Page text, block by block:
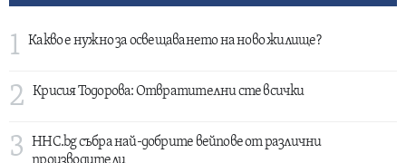
1 Какво е нужно за освещаването на ново жилище?
2 Крисия Тодорова: Отвратителни сте всички
3
HHC.bg събра най-добрите вейпове от различни